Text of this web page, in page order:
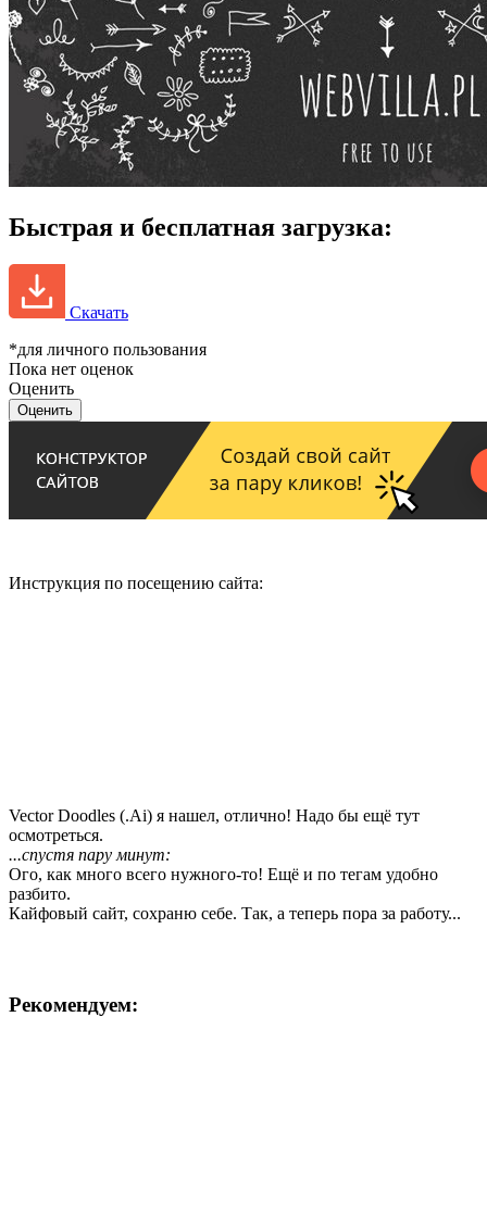
Быстрая и бесплатная загрузка:
Скачать
*для личного пользования
Пока нет оценок
Оценить
Инструкция по посещению сайта:
Vector Doodles (.Ai) я нашел, отлично! Надо бы ещё тут
осмотреться.
...спустя пару минут:
Ого, как много всего нужного-то! Ещё и по тегам удобно
разбито.
Кайфовый сайт, сохраню себе. Так, а теперь пора за работу...
Рекомендуем: